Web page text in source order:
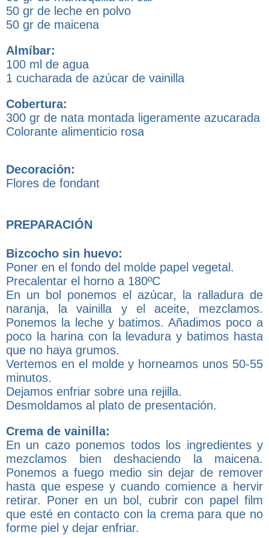
50 gr de leche en polvo
50 gr de maicena
Almíbar:
100 ml de agua
1 cucharada de azúcar de vainilla
Cobertura:
300 gr de nata montada ligeramente azucarada
Colorante alimenticio rosa
Decoración:
Flores de fondant
PREPARACIÓN
Bizcocho sin huevo:
Poner en el fondo del molde papel vegetal.
Precalentar el horno a 180ºC
En un bol ponemos el azúcar, la ralladura de
naranja, la vainilla y el aceite, mezclamos.
Ponemos la leche y batimos. Añadimos poco a
poco la harina con la levadura y batimos hasta
que no haya grumos.
Vertemos en el molde y horneamos unos 50-55
minutos.
Dejamos enfriar sobre una rejilla.
Desmoldamos al plato de presentación.
Crema de vainilla:
En un cazo ponemos todos los ingredientes y
mezclamos bien deshaciendo la maicena.
Ponemos a fuego medio sin dejar de remover
hasta que espese y cuando comience a hervir
retirar. Poner en un bol, cubrir con papel film
que esté en contacto con la crema para que no
forme piel y dejar enfriar.